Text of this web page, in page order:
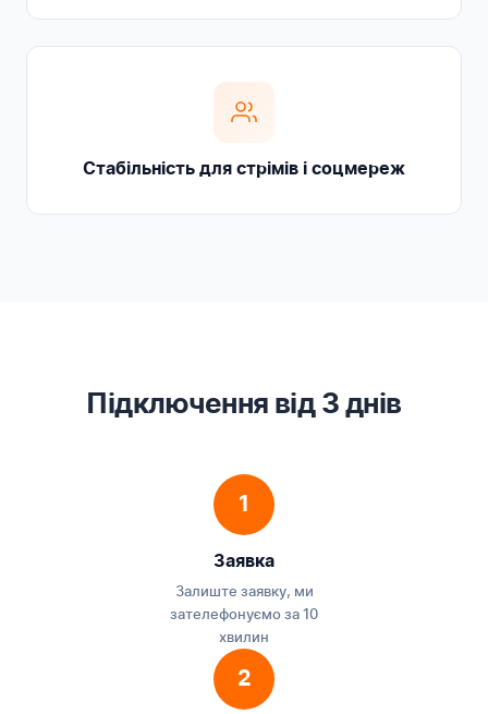
Стабільність для стрімів і соцмереж
Підключення від 3 днів
1
Заявка
Залиште заявку, ми
зателефонуємо за 10
хвилин
2